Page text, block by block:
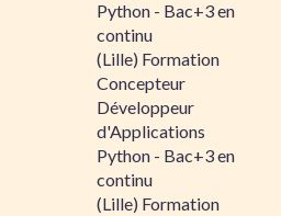
Python - Bac+3 en
continu
(Lille) Formation
Concepteur
Développeur
d'Applications
Python - Bac+3 en
continu
(Lille) Formation